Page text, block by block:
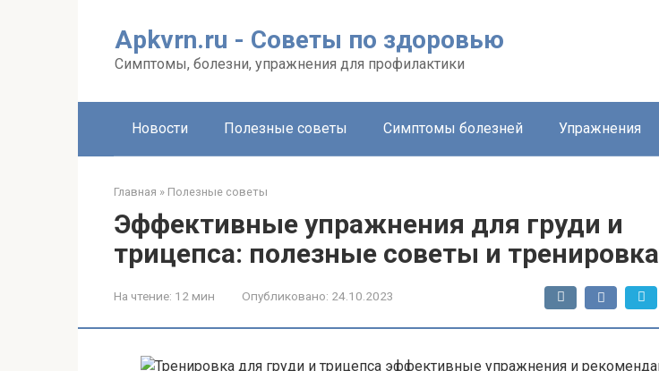
Apkvrn.ru - Советы по здоровью
Симптомы, болезни, упражнения для профилактики
Новости Полезные советы Симптомы болезней Упражнения
Главная » Полезные советы
Эффективные упражнения для груди и
трицепса: полезные советы и тренировка
На чтение: 12 мин Опубликовано: 24.10.2023